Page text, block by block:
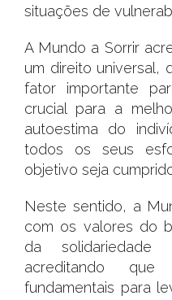
situações de
A Mundo a Sorrir
um direito universal,
fator importante
crucial para a
autoestima do
todos os seus
objetivo seja
Neste sentido, a
com os valores do
da solidariedade
acreditando
fundamentais para